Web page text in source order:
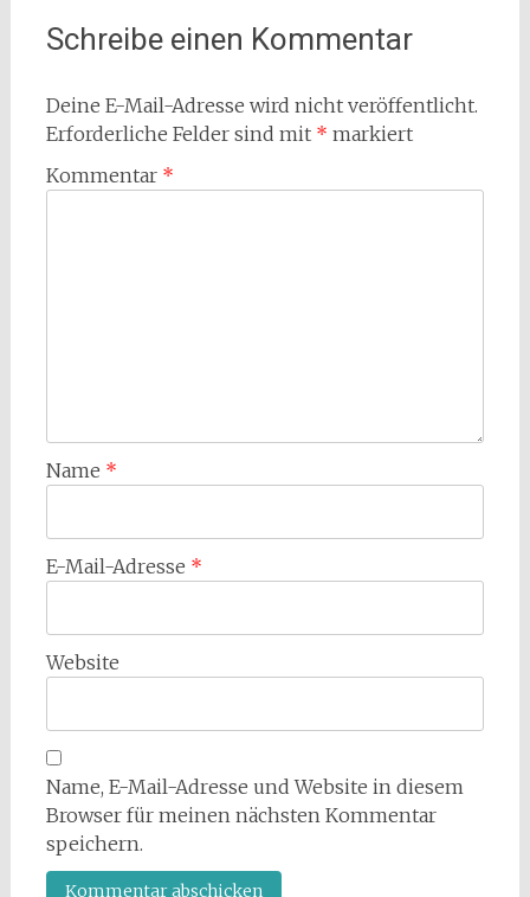
Schreibe einen Kommentar
Deine E-Mail-Adresse wird nicht veröffentlicht.
Erforderliche Felder sind mit * markiert
Kommentar *
Name *
E-Mail-Adresse *
Website
Name, E-Mail-Adresse und Website in diesem
Browser für meinen nächsten Kommentar
speichern.